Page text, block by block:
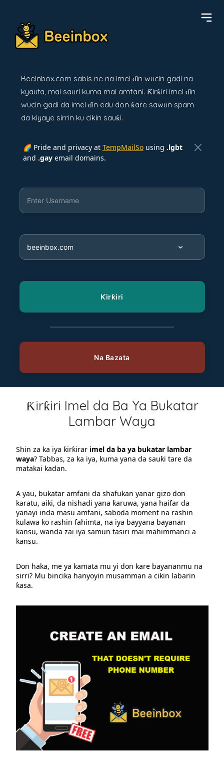
BeeInbox.com sabis ne na imel ɗin wucin gadi na
kyauta, mai sauri kuma mai amfani. Ƙirƙiri imel ɗin
wucin gadi da imel ɗin edu don ƙare sawun spam
da kiyaye sirrin ku cikin sauƙi.
🌈 Pride and privacy at TempMailSousing .lgbt
and .gayemail domains.
Ƙirƙiri Imel da Ba Ya Bukatar
Lambar Waya
Shin za ka iya ƙirƙirar imel da ba ya bukatar lambar
waya? Tabbas, za ka iya, kuma yana da sauƙi tare da
matakai kadan.
A yau, bukatar amfani da shafukan yanar gizo don
karatu, aiki, da nishadi yana ƙaruwa, yana haifar da
yanayi inda masu amfani, saboda moment na rashin
kulawa ko rashin fahimta, na iya bayyana bayanan
kansu, wanda zai iya samun tasiri mai mahimmanci a
kansu.
Don haka, me ya kamata mu yi don kare bayananmu na
sirri? Mu bincika hanyoyin musamman a cikin labarin
ƙasa.